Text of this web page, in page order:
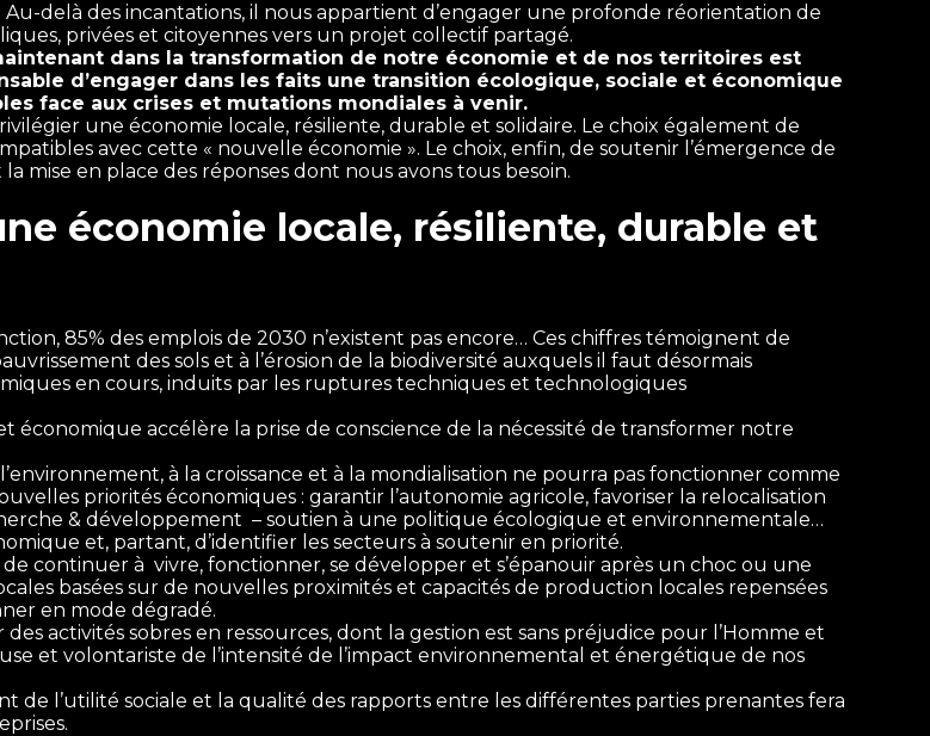
delà des incantations, il nous appartient d’engager une profonde réorientation de
privées et citoyennes vers un projet collectif partagé.
dans la transformation de notre économie et de nos territoires est
d’engager dans les faits une transition écologique, sociale et économique
face aux crises et mutations mondiales à venir.
une économie locale, résiliente, durable et solidaire. Le choix également de
avec cette « nouvelle économie ». Le choix, enfin, de soutenir l’émergence de
mise en place des réponses dont nous avons tous besoin.
économie locale, résiliente, durable et
85% des emplois de 2030 n’existent pas encore… Ces chiffres témoignent de
des sols et à l’érosion de la biodiversité auxquels il faut désormais
en cours, induits par les ruptures techniques et technologiques
économique accélère la prise de conscience de la nécessité de transformer notre
à la croissance et à la mondialisation ne pourra pas fonctionner comme
priorités économiques : garantir l’autonomie agricole, favoriser la relocalisation
& développement – soutien à une politique écologique et environnementale…
et, partant, d’identifier les secteurs à soutenir en priorité.
de continuer à vivre, fonctionner, se développer et s’épanouir après un choc ou une
basées sur de nouvelles proximités et capacités de production locales repensées
en mode dégradé.
des activités sobres en ressources, dont la gestion est sans préjudice pour l’Homme et
et volontariste de l’intensité de l’impact environnemental et énergétique de nos
de l’utilité sociale et la qualité des rapports entre les différentes parties prenantes​ fera